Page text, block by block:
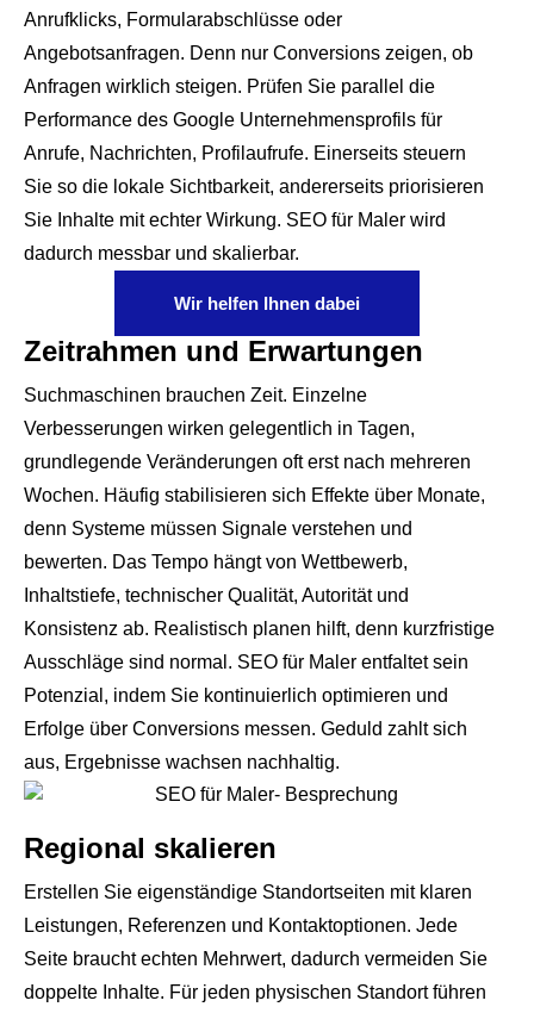
Anrufklicks, Formularabschlüsse oder
Angebotsanfragen. Denn nur Conversions zeigen, ob
Anfragen wirklich steigen. Prüfen Sie parallel die
Performance des Google Unternehmensprofils für
Anrufe, Nachrichten, Profilaufrufe. Einerseits steuern
Sie so die lokale Sichtbarkeit, andererseits priorisieren
Sie Inhalte mit echter Wirkung. SEO für Maler wird
dadurch messbar und skalierbar.
Wir helfen Ihnen dabei
Zeitrahmen und Erwartungen
Suchmaschinen brauchen Zeit. Einzelne
Verbesserungen wirken gelegentlich in Tagen,
grundlegende Veränderungen oft erst nach mehreren
Wochen. Häufig stabilisieren sich Effekte über Monate,
denn Systeme müssen Signale verstehen und
bewerten. Das Tempo hängt von Wettbewerb,
Inhaltstiefe, technischer Qualität, Autorität und
Konsistenz ab. Realistisch planen hilft, denn kurzfristige
Ausschläge sind normal. SEO für Maler entfaltet sein
Potenzial, indem Sie kontinuierlich optimieren und
Erfolge über Conversions messen. Geduld zahlt sich
aus, Ergebnisse wachsen nachhaltig.
Regional skalieren
Erstellen Sie eigenständige Standortseiten mit klaren
Leistungen, Referenzen und Kontaktoptionen. Jede
Seite braucht echten Mehrwert, dadurch vermeiden Sie
doppelte Inhalte. Für jeden physischen Standort führen